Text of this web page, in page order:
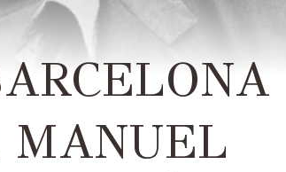
MANUEL